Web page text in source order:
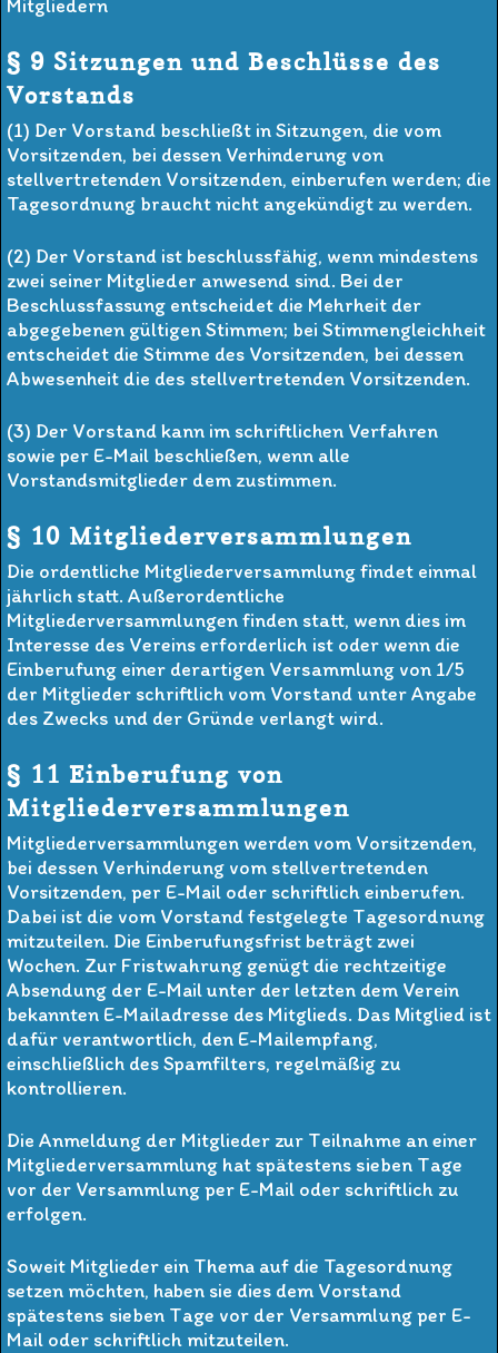
Mitgliedern
§ 9 Sitzungen und Beschlüsse des
Vorstands
(1) Der Vorstand beschließt in Sitzungen, die vom
Vorsitzenden, bei dessen Verhinderung von
stellvertretenden Vorsitzenden, einberufen werden; die
Tagesordnung braucht nicht angekündigt zu werden.
(2) Der Vorstand ist beschlussfähig, wenn mindestens
zwei seiner Mitglieder anwesend sind. Bei der
Beschlussfassung entscheidet die Mehrheit der
abgegebenen gültigen Stimmen; bei Stimmengleichheit
entscheidet die Stimme des Vorsitzenden, bei dessen
Abwesenheit die des stellvertretenden Vorsitzenden.
(3) Der Vorstand kann im schriftlichen Verfahren
sowie per E-Mail beschließen, wenn alle
Vorstandsmitglieder dem zustimmen.
§ 10 Mitgliederversammlungen
Die ordentliche Mitgliederversammlung findet einmal
jährlich statt. Außerordentliche
Mitgliederversammlungen finden statt, wenn dies im
Interesse des Vereins erforderlich ist oder wenn die
Einberufung einer derartigen Versammlung von 1/5
der Mitglieder schriftlich vom Vorstand unter Angabe
des Zwecks und der Gründe verlangt wird.
§ 11 Einberufung von
Mitgliederversammlungen
Mitgliederversammlungen werden vom Vorsitzenden,
bei dessen Verhinderung vom stellvertretenden
Vorsitzenden, per E-Mail oder schriftlich einberufen.
Dabei ist die vom Vorstand festgelegte Tagesordnung
mitzuteilen. Die Einberufungsfrist beträgt zwei
Wochen. Zur Fristwahrung genügt die rechtzeitige
Absendung der E-Mail unter der letzten dem Verein
bekannten E-Mailadresse des Mitglieds. Das Mitglied ist
dafür verantwortlich, den E-Mailempfang,
einschließlich des Spamfilters, regelmäßig zu
kontrollieren.
Die Anmeldung der Mitglieder zur Teilnahme an einer
Mitgliederversammlung hat spätestens sieben Tage
vor der Versammlung per E-Mail oder schriftlich zu
erfolgen.
Soweit Mitglieder ein Thema auf die Tagesordnung
setzen möchten, haben sie dies dem Vorstand
spätestens sieben Tage vor der Versammlung per E-
Mail oder schriftlich mitzuteilen.